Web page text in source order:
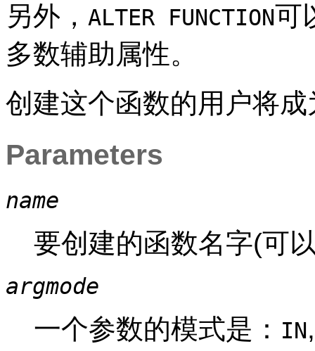
另外， ALTER FUNCTION可
多数辅助属性。
创建这个函数的用户将
Parameters
name
要创建的函数名字(可
argmode
一个参数的模式是： IN